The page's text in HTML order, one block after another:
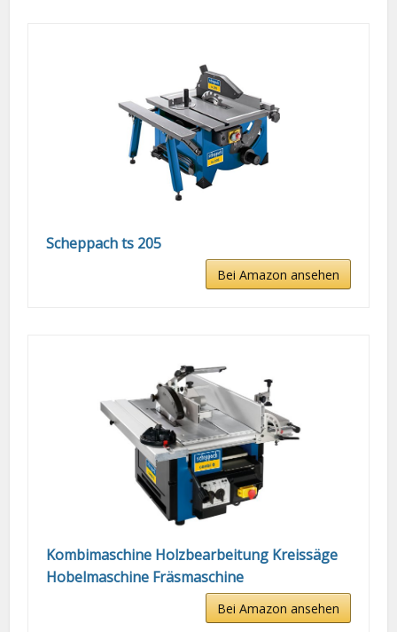
Scheppach ts 205
Bei Amazon ansehen
Kombimaschine Holzbearbeitung Kreissäge
Hobelmaschine Fräsmaschine
Bei Amazon ansehen